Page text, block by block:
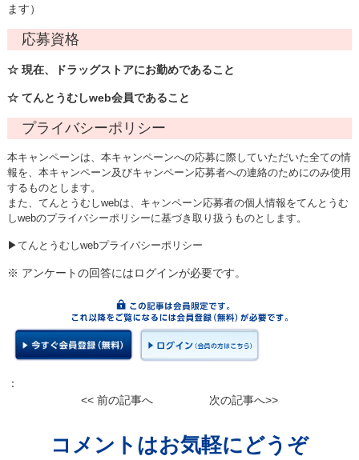
ます）
応募資格
☆ 現在、ドラッグストアにお勤めであること
☆ てんとうむしweb会員であること
プライバシーポリシー
本キャンペーンは、本キャンペーンへの応募に際していただいた全ての情
報を、本キャンペーン及びキャンペーン応募者への連絡のためにのみ使用
するものとします。
また、てんとうむしwebは、キャンペーン応募者の個人情報をてんとうむ
しwebのプライバシーポリシーに基づき取り扱うものとします。
▶てんとうむしwebプライバシーポリシー
※ アンケートの回答にはログインが必要です。
：
<< 前の記事へ
次の記事へ>>
コメントはお気軽にどうぞ